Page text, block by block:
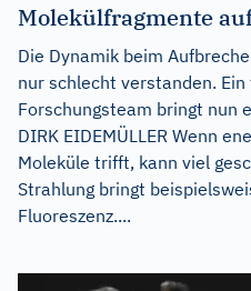
Molekülfragmente
Die Dynamik beim
nur schlecht verstanden.
Forschungsteam bringt nun
DIRK EIDEMÜLLER Wenn
Moleküle trifft, kann viel
Strahlung bringt
Fluoreszenz....